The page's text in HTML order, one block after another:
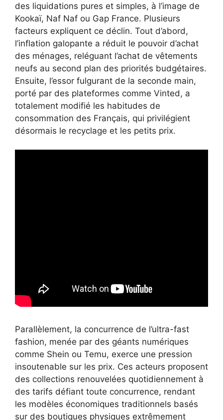
des liquidations pures et simples, à l’image de
Kookaï, Naf Naf ou Gap France. Plusieurs
facteurs expliquent ce déclin. Tout d’abord,
l’inflation galopante a réduit le pouvoir d’achat
des ménages, reléguant l’achat de vêtements
neufs au second plan des priorités budgétaires.
Ensuite, l’essor fulgurant de la seconde main,
porté par des plateformes comme Vinted, a
totalement modifié les habitudes de
consommation des Français, qui privilégient
désormais le recyclage et les petits prix.
Parallèlement, la concurrence de l’ultra-fast
fashion, menée par des géants numériques
comme Shein ou Temu, exerce une pression
insoutenable sur les prix. Ces acteurs proposent
des collections renouvelées quotidiennement à
des tarifs défiant toute concurrence, rendant
les modèles économiques traditionnels basés
sur des boutiques physiques extrêmement